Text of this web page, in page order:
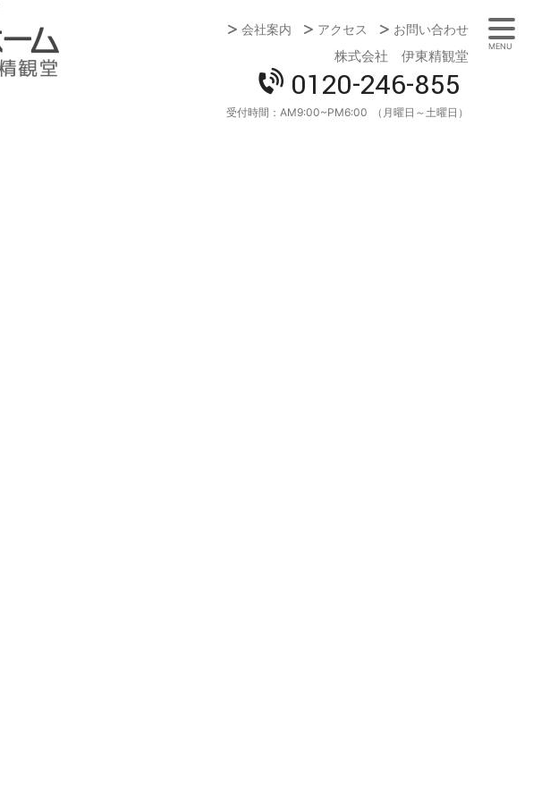
会社案内
アクセス お問い合わせ
株式会社 伊東精観堂
0120-246-855
受付時間： AM9:00~PM6:00 （月曜日～土曜日）
MENU